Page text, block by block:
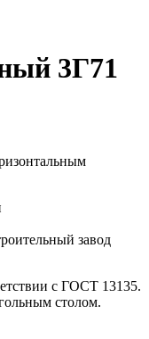
3Г71
завод
с ГОСТ 13135.
столом.